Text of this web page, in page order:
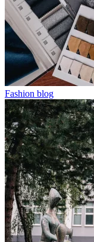
Fashion blog